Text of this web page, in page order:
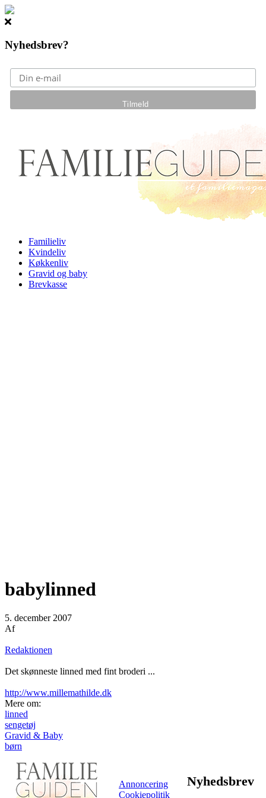
Nyhedsbrev?
Familieliv
Kvindeliv
Køkkenliv
Gravid og baby
Brevkasse
babylinned
5. december 2007
Af
Redaktionen
Det skønneste linned med fint broderi ...
http://www.millemathilde.dk
Mere om:
linned
sengetøj
Gravid & Baby
børn
Annoncering
Cookiepolitik
Nyhedsbrev